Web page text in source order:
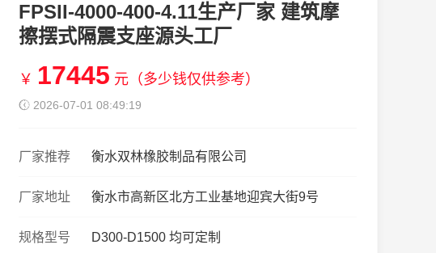
FPSII-4000-400-4.11生产厂家 建筑摩
擦摆式隔震支座源头工厂
￥ 17445 元（多少钱仅供参考）
2026-07-01 08:49:19
厂家推荐 衡水双林橡胶制品有限公司
厂家地址 衡水市高新区北方工业基地迎宾大街9号
规格型号 D300-D1500 均可定制